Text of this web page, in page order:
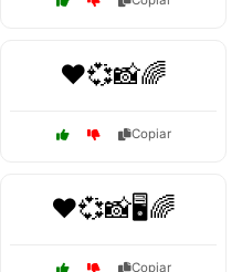
❤️💞📸🌈
Copiar
❤️💞📸🖥️🌈
Copiar